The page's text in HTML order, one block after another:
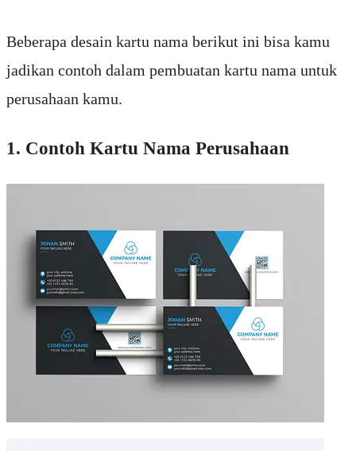
Beberapa desain kartu nama berikut ini bisa kamu
jadikan contoh dalam pembuatan kartu nama untuk
perusahaan kamu.
1. Contoh Kartu Nama Perusahaan